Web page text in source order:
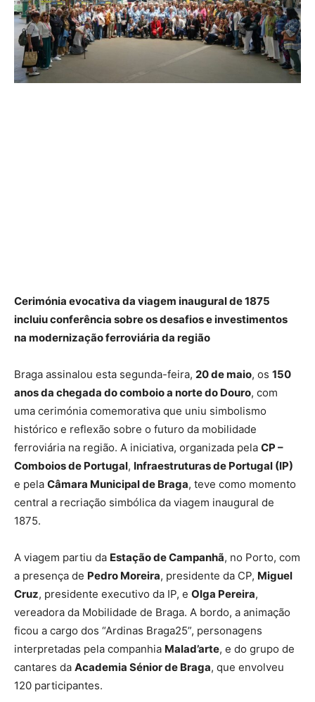
Cerimónia evocativa da viagem inaugural de 1875
incluiu conferência sobre os desafios e investimentos
na modernização ferroviária da região
Braga assinalou esta segunda-feira, 20 de maio, os 150
anos da chegada do comboio a norte do Douro, com
uma cerimónia comemorativa que uniu simbolismo
histórico e reflexão sobre o futuro da mobilidade
ferroviária na região. A iniciativa, organizada pela CP –
Comboios de Portugal, Infraestruturas de Portugal (IP)
e pela Câmara Municipal de Braga, teve como momento
central a recriação simbólica da viagem inaugural de
1875.
A viagem partiu da Estação de Campanhã, no Porto, com
a presença de Pedro Moreira, presidente da CP, Miguel
Cruz, presidente executivo da IP, e Olga Pereira,
vereadora da Mobilidade de Braga. A bordo, a animação
ficou a cargo dos “Ardinas Braga25”, personagens
interpretadas pela companhia Malad’arte, e do grupo de
cantares da Academia Sénior de Braga, que envolveu
120 participantes.